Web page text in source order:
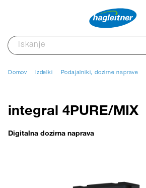
Domov Izdelki Podajalniki, dozirne naprave
integral 4PURE/MIX
Digitalna dozirna naprava